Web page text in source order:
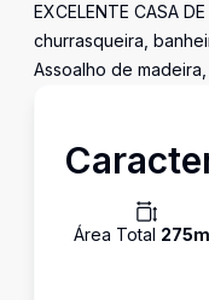
EXCELENTE CASA
churrasqueira,
Assoalho de
Área Total 275